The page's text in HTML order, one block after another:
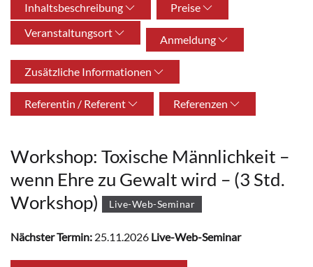
Inhaltsbeschreibung
Preise
Veranstaltungsort
Anmeldung
Zusätzliche Informationen
Referentin / Referent Referenzen
Workshop: Toxische Männlichkeit –
wenn Ehre zu Gewalt wird – (3 Std.
Workshop)
Live-Web-Seminar
Nächster Termin: 25.11.2026 Live-Web-Seminar